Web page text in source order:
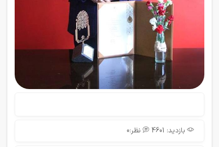
بازدید: 4601 نظر:0